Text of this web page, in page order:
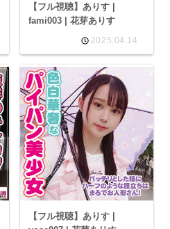
【フル視聴】ありす |
fami003 | 花芽ありす
2025.04.14
【フル視聴】ありす |